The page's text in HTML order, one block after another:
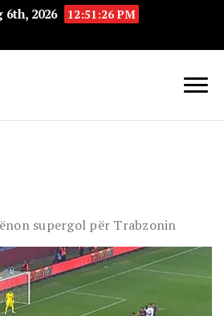
6th, 2026 12:51:27 PM
supergol për Trabzonin